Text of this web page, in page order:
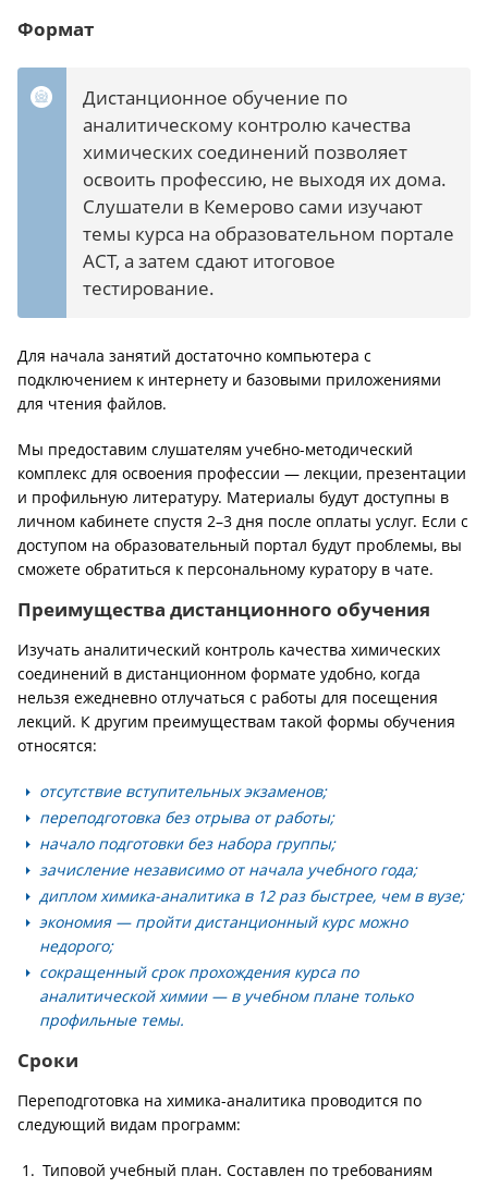
Формат
Дистанционное обучение по
аналитическому контролю качества
химических соединений позволяет
освоить профессию, не выходя их дома.
Слушатели в Кемерово сами изучают
темы курса на образовательном портале
АСТ, а затем сдают итоговое
тестирование.
Для начала занятий достаточно компьютера с
подключением к интернету и базовыми приложениями
для чтения файлов.
Мы предоставим слушателям учебно-методический
комплекс для освоения профессии — лекции, презентации
и профильную литературу. Материалы будут доступны в
личном кабинете спустя 2–3 дня после оплаты услуг. Если с
доступом на образовательный портал будут проблемы, вы
сможете обратиться к персональному куратору в чате.
Преимущества дистанционного обучения
Изучать аналитический контроль качества химических
соединений в дистанционном формате удобно, когда
нельзя ежедневно отлучаться с работы для посещения
лекций. К другим преимуществам такой формы обучения
относятся:
отсутствие вступительных экзаменов;
переподготовка без отрыва от работы;
начало подготовки без набора группы;
зачисление независимо от начала учебного года;
диплом химика-аналитика в 12 раз быстрее, чем в вузе;
экономия — пройти дистанционный курс можно
недорого;
сокращенный срок прохождения курса по
аналитической химии — в учебном плане только
профильные темы.
Сроки
Переподготовка на химика-аналитика проводится по
следующий видам программ:
Типовой учебный план. Составлен по требованиям